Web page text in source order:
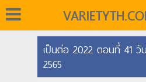
เป็นต่อ 2022 ตอนที่ 41
2565